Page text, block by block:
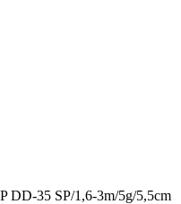
DD-35 SP/1,6-3m/5g/5,5cm